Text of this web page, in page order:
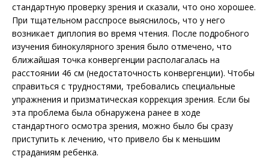
стандартную проверку зрения и сказали, что оно хорошее.
При тщательном расспросе выяснилось, что у него
возникает диплопия во время чтения. После подробного
изучения бинокулярного зрения было отмечено, что
ближайшая точка конвергенции располагалась на
расстоянии 46 см (недостаточность конвергенции). Чтобы
справиться с трудностями, требовались специальные
упражнения и призматическая коррекция зрения. Если бы
эта проблема была обнаружена ранее в ходе
стандартного осмотра зрения, можно было бы сразу
приступить к лечению, что привело бы к меньшим
страданиям ребенка.